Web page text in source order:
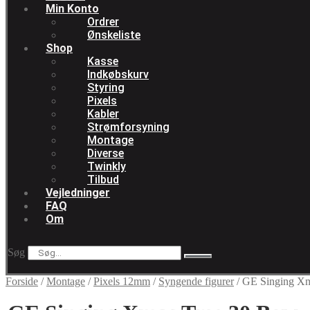
Min Konto
Ordrer
Ønskeliste
Shop
Kasse
Indkøbskurv
Styring
Pixels
Kabler
Strømforsyning
Montage
Diverse
Twinkly
Tilbud
Vejledninger
FAQ
Om
Søg
Forside /Montage /Pixels 12mm / Syngende figurer/GE Singing